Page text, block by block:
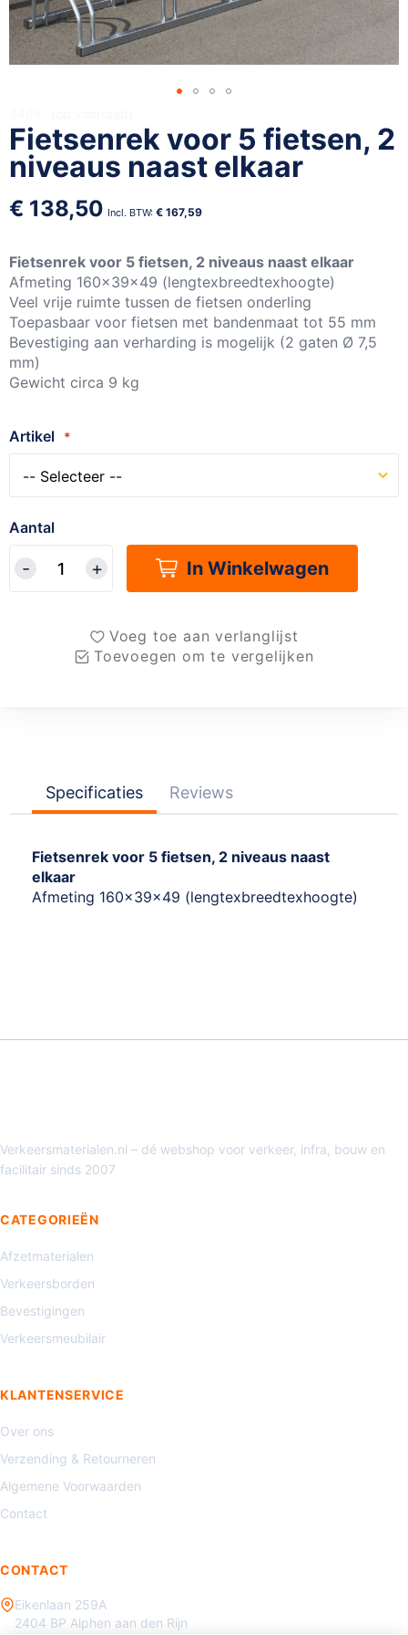
Fietsenrek voor 5 fietsen, 2
niveaus naast elkaar
€ 138,50 € 167,59
Fietsenrek voor 5 fietsen, 2 niveaus naast elkaar
Afmeting 160x39x49 (lengtexbreedtexhoogte)
Veel vrije ruimte tussen de fietsen onderling
Toepasbaar voor fietsen met bandenmaat tot 55 mm
Bevestiging aan verharding is mogelijk (2 gaten Ø 7,5
mm)
Gewicht circa 9 kg
Artikel
Aantal
In Winkelwagen
Voeg toe aan verlanglijst
Toevoegen om te vergelijken
naar
het
begin
de
gallerij
Specificaties Reviews
Fietsenrek voor 5 fietsen, 2 niveaus naast
elkaar
Afmeting 160x39x49 (lengtexbreedtexhoogte)
Verkeersmaterialen.nl – dé webshop voor verkeer, infra, bouw en
facilitair sinds 2007
CATEGORIEËN
Afzetmaterialen
Verkeersborden
Bevestigingen
Verkeersmeubilair
KLANTENSERVICE
Over ons
Verzending & Retourneren
Algemene Voorwaarden
Contact
CONTACT
Eikenlaan 259A
2404 BP Alphen aan den Rijn